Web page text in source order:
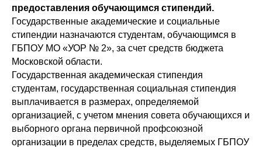
предоставления обучающимся стипендий.
Государственные академические и социальные
стипендии назначаются студентам, обучающимся в
ГБПОУ МО «УОР № 2», за счет средств бюджета
Московской области.
Государственная академическая стипендия
студентам, государственная социальная стипендия
выплачивается в размерах, определяемой
организацией, с учетом мнения совета обучающихся и
выборного органа первичной профсоюзной
организации в пределах средств, выделяемых ГБПОУ